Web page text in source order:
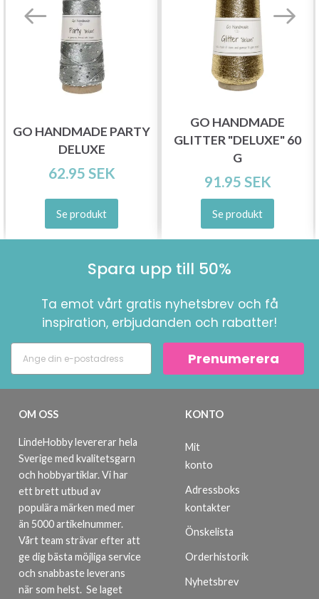
GO HANDMADE PARTY
DELUXE
62.95 SEK
Se produkt
GO HANDMADE
GLITTER "DELUXE" 60
G
91.95 SEK
Se produkt
Spara upp till 50%
Ta emot vårt gratis nyhetsbrev och få
inspiration, erbjudanden och rabatter!
Prenumerera
OM OSS
LindeHobby levererar hela
Sverige med kvalitetsgarn
och hobbyartiklar. Vi har
ett brett utbud av
populära märken med mer
än 5000 artikelnummer.
Vårt team strävar efter att
ge dig bästa möjliga service
och snabbaste leverans
när som helst. Se laget
KONTO
Mit
konto
Adressboks
kontakter
Önskelista
Orderhistorik
Nyhetsbrev